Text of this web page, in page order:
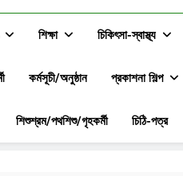
শিক্ষা চিকিৎসা-স্বাস্থ্য
কর্মসূচী/অনুষ্ঠান প্রকাশনা শিল্প
শিশুশ্রম/পথশিশু/গৃহকর্মী চিঠি-পত্র